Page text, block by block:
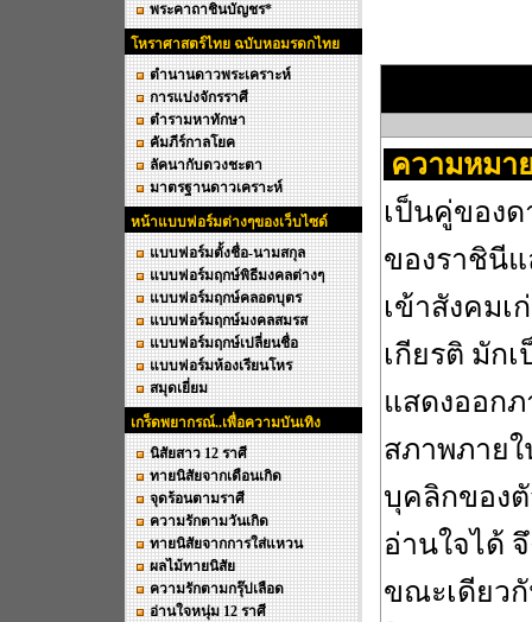
พระคาถาชินบัญชร*
โหราศาสตร์ไทย ฉบับหอมรดกไทย
ตำนานดาวพระเคราะห์
การแบ่งจักรราศี
ตำรามหาทักษา
คัมภีร์กาลโยค
ลัคนากับดวงชะตา
มาตรฐานดาวเคราะห์
หน้าแบบฟอร์มต่างๆของเว็บไซด์
แบบฟอร์มตั้งชื่อ-นามสกุล
แบบฟอร์มฤกษ์พิธีมงคลต่างๆ
แบบฟอร์มฤกษ์คลอดบุตร
แบบฟอร์มฤกษ์มงคลสมรส
แบบฟอร์มฤกษ์เปลี่ยนชื่อ
แบบฟอร์มห้องเรียนโหร
สมุดเยี่ยม
เกร็ดพยากรณ์..เพื่อความบันเทิง
นิสัยสาว 12 ราศี
ทายนิสัยจากเดือนเกิด
จุดร้อนตามราศี
ความรักตามวันเกิด
ทายนิสัยจากการใส่แหวน
ผลไม้ทายนิสัย
ความรักตามกรุ๊ปเลือด
อ่านใจหนุ่ม 12 ราศี
ความหมา
เป็นคู่ของ
ของราชินี
เข้าสังคมเ
เกียรติ มัก
แสดงออก
สภาพภาย
บุคลิกของตั
อ่านใจได้
ขณะเดียว